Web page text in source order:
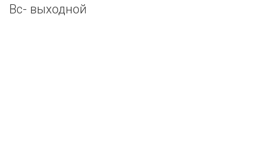
Вс- выходной